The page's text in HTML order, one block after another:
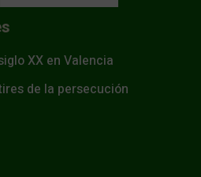
XX en Valencia
de la persecución